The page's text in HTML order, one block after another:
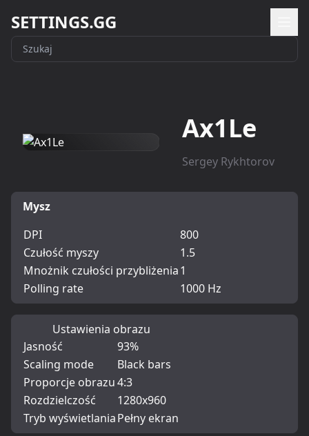
SETTINGS.GG
Ax1Le
Sergey Rykhtorov
Mysz
DPI
800
Czułość myszy
1.5
Mnożnik czułości przybliżenia1
Polling rate
1000 Hz
Ustawienia obrazu
Jasność
93%
Scaling mode
Black bars
Proporcje obrazu4:3
Rozdzielczość
1280x960
Tryb wyświetlaniaPełny ekran